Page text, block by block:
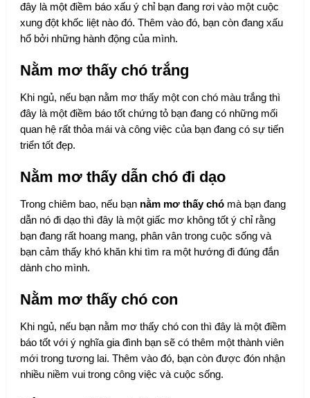
đây là một điềm báo xấu ý chỉ bạn đang rơi vào một cuộc
xung đột khốc liệt nào đó. Thêm vào đó, bạn còn đang xấu
hổ bởi những hành động của mình.
Nằm mơ thấy chó trắng
Khi ngủ, nếu bạn nằm mơ thấy một con chó màu trắng thì
đây là một điềm báo tốt chứng tỏ bạn đang có những mối
quan hệ rất thỏa mái và công việc của bạn đang có sự tiến
triển tốt đẹp.
Nằm mơ thấy dẫn chó đi dạo
Trong chiêm bao, nếu bạn nằm mơ thấy chómà bạn đang
dẫn nó đi dạo thì đây là một giấc mơ không tốt ý chỉ rằng
bạn đang rất hoang mang, phân vân trong cuộc sống và
bạn cảm thấy khó khăn khi tìm ra một hướng đi đúng đắn
dành cho mình.
Nằm mơ thấy chó con
Khi ngủ, nếu bạn nằm mơ thấy chó con thì đây là một điềm
báo tốt với ý nghĩa gia đình bạn sẽ có thêm một thành viên
mới trong tương lai. Thêm vào đó, bạn còn được đón nhận
nhiều niềm vui trong công việc và cuộc sống.